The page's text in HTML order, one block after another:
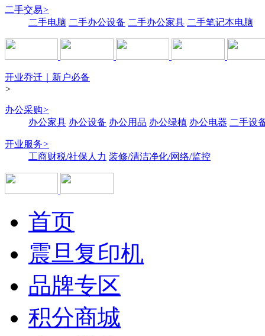
二手交易>
二手电脑 二手办公设备 二手办公家具 二手笔记本电脑
开业乔迁｜新户必备
>
办公采购>
办公家具 办公设备 办公用品 办公绿植 办公电器 二手设
开业服务>
工商财税/社保人力 装修/清洁净化/网络/监控
首页
震旦复印机
品牌专区
积分商城